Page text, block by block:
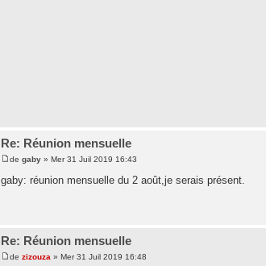
Re: Réunion mensuelle
degaby » Mer 31 Juil 2019 16:43
gaby: réunion mensuelle du 2 août,je serais présent.
Re: Réunion mensuelle
dezizouza » Mer 31 Juil 2019 16:48